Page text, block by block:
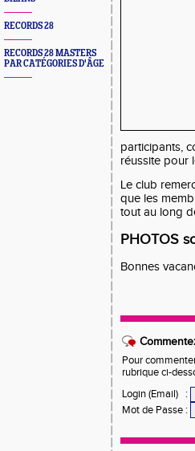
RECORDS 28
RECORDS 28 MASTERS
PAR CATÉGORIES D'ÂGE
participants,
réussite pour
Le club
que les
tout au long
PHOTOS
Bonnes
Pour
rubrique ci-
Login (Email)
:
Mot de Passe :